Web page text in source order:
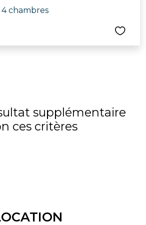
4 chambres
supplémentaire
ces critères